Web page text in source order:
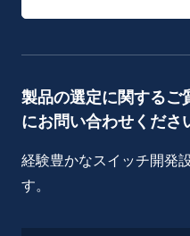
製品の選定に関するご
にお問い合わせくださ
経験豊かなスイッチ開発
す。